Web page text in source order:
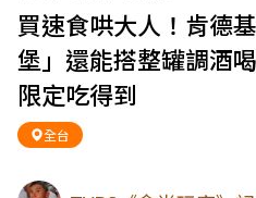
買速食哄大人！肯德
堡」還能搭整罐調酒
限定吃得到
全台